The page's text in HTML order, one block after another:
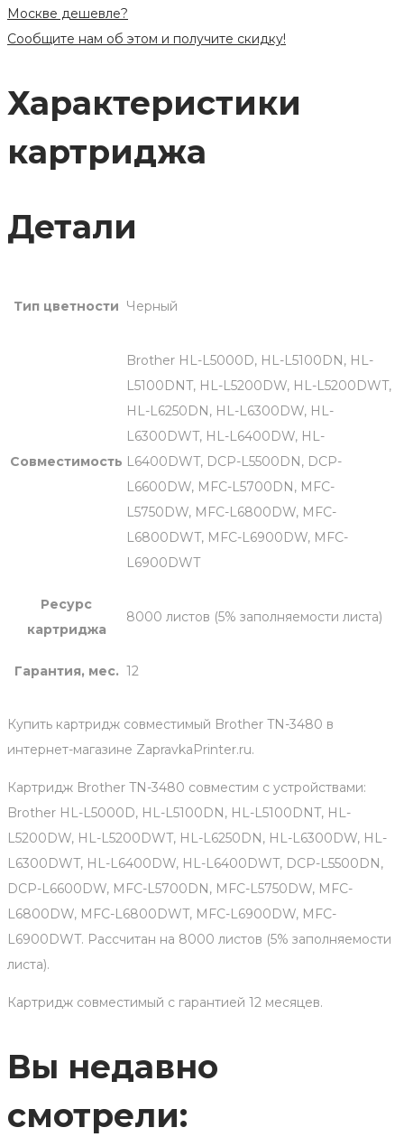
Москве дешевле?
Сообщите нам об этом и получите скидку!
Характеристики
картриджа
Детали
Тип цветности Черный
Совместимость
Brother HL-L5000D, HL-L5100DN, HL-
L5100DNT, HL-L5200DW, HL-L5200DWT,
HL-L6250DN, HL-L6300DW, HL-
L6300DWT, HL-L6400DW, HL-
L6400DWT, DCP-L5500DN, DCP-
L6600DW, MFC-L5700DN, MFC-
L5750DW, MFC-L6800DW, MFC-
L6800DWT, MFC-L6900DW, MFC-
L6900DWT
Ресурс
картриджа
8000 листов (5% заполняемости листа)
Гарантия, мес. 12
Купить картридж совместимый Brother TN-3480 в
интернет-магазине ZapravkaPrinter.ru.
Картридж Brother TN-3480 совместим с устройствами:
Brother HL-L5000D, HL-L5100DN, HL-L5100DNT, HL-
L5200DW, HL-L5200DWT, HL-L6250DN, HL-L6300DW, HL-
L6300DWT, HL-L6400DW, HL-L6400DWT, DCP-L5500DN,
DCP-L6600DW, MFC-L5700DN, MFC-L5750DW, MFC-
L6800DW, MFC-L6800DWT, MFC-L6900DW, MFC-
L6900DWT. Рассчитан на 8000 листов (5% заполняемости
листа).
Картридж совместимый с гарантией 12 месяцев.
Вы недавно
смотрели: